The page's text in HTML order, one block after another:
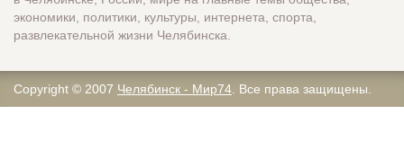
экономики, политики, культуры, интернета, спорта,
развлекательной жизни Челябинска.
Copyright © 2007 Челябинск - Мир74 . Все права защищены.